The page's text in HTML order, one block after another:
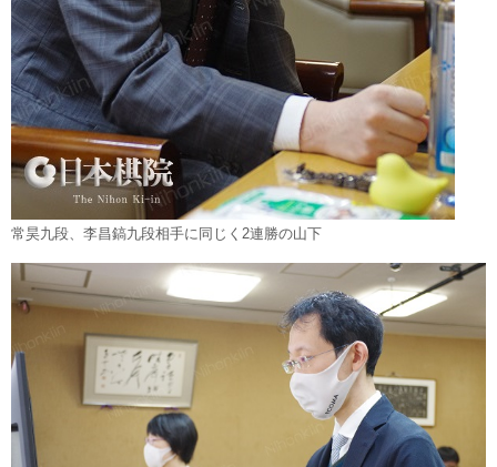
常昊九段、李昌鎬九段相手に同じく2連勝の山下